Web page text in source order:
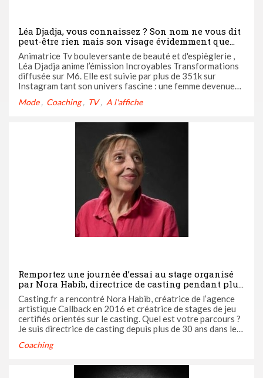
Léa Djadja, vous connaissez ? Son nom ne vous dit
peut-être rien mais son visage évidemment que
oui !
Animatrice Tv bouleversante de beauté et d'espièglerie ,
Léa Djadja anime l’émission Incroyables Transformations
diffusée sur M6. Elle est suivie par plus de 351k sur
Instagram tant son univers fascine : une femme devenue
Mode Coaching TV A l'affiche
Remportez une journée d’essai au stage organisé
par Nora Habib, directrice de casting pendant plus
de 30 ans et agente artistique
Casting.fr a rencontré Nora Habib, créatrice de l’agence
artistique Callback en 2016 et créatrice de stages de jeu
certifiés orientés sur le casting. Quel est votre parcours ?
Je suis directrice de casting depuis plus de 30 ans dans le
Coaching